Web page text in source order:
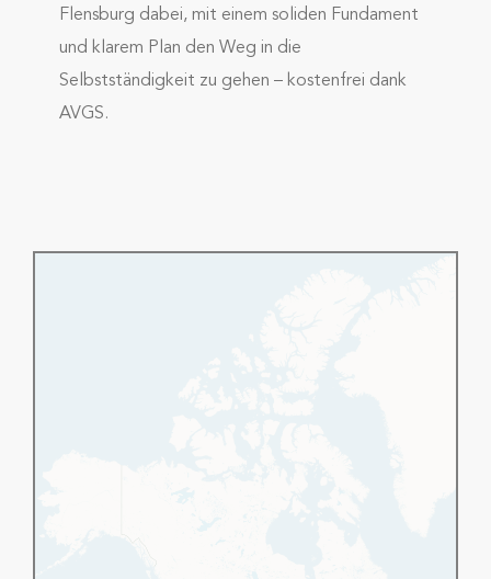
Flensburg dabei, mit einem soliden Fundament
und klarem Plan den Weg in die
Selbstständigkeit zu gehen – kostenfrei dank
AVGS.